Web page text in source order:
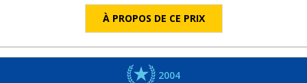
À PROPOS DE CE PRIX
2004